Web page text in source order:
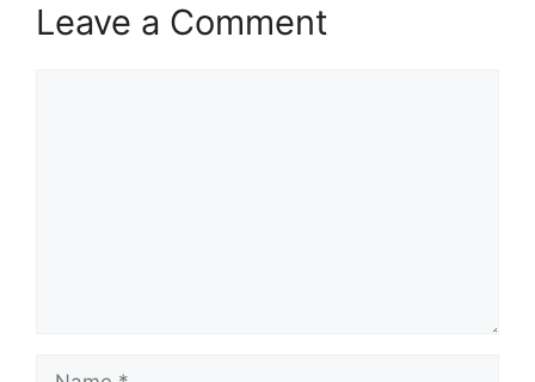
Leave a Comment
Name